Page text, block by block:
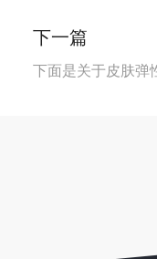
下一篇
下面是关于皮肤弹